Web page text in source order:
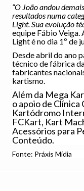
“O João andou
resultados numa
Light. Sua evolução
equipe Fábio Veiga.
Light é no dia 1º de
Desde abril do ano
técnico de fábrica
fabricantes
kartismo.
Além da Mega
o apoio de Clínica
Kartódromo
FCKart, Kart
Acessórios para
Conteúdo.
Fonte: Práxis Mídia